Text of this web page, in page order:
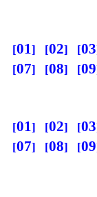
01 02 03
07
08 09
01 02 03
07
08 09